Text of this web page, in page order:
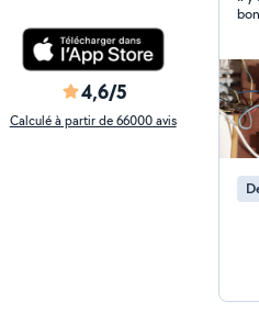
4,6/5
Calculé à partir de 66000 avis